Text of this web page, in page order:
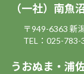
（一社）南魚
〒949-6363 新
TEL：025-783-
うおぬま・浦